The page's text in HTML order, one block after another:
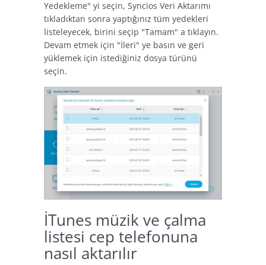
Yedekleme" yi seçin, Syncios Veri Aktarımı
tıkladıktan sonra yaptığınız tüm yedekleri
listeleyecek, birini seçip "Tamam" a tıklayın.
Devam etmek için "İleri" ye basın ve geri
yüklemek için istediğiniz dosya türünü
seçin.
İTunes müzik ve çalma
listesi cep telefonuna
nasıl aktarılır